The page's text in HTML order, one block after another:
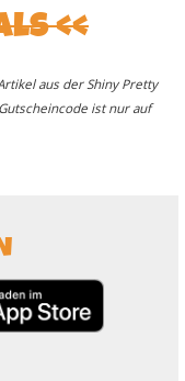
<<
aus der Shiny Pretty
ist nur auf